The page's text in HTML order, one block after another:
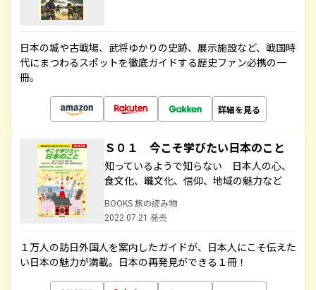
日本の城や古戦場、武将ゆかりの史跡、展示施設など、戦国時
代にまつわるスポットを徹底ガイドする歴史ファン必携の一
冊。
詳細を見る
Ｓ０１ 今こそ学びたい日本のこと
知っているようで知らない 日本人の心、
食文化、職文化、信仰、地域の魅力など
BOOKS 旅の読み物
2022.07.21 発売
１万人の訪日外国人を案内したガイドが、日本人にこそ伝えた
い日本の魅力が満載。日本の再発見ができる１冊！